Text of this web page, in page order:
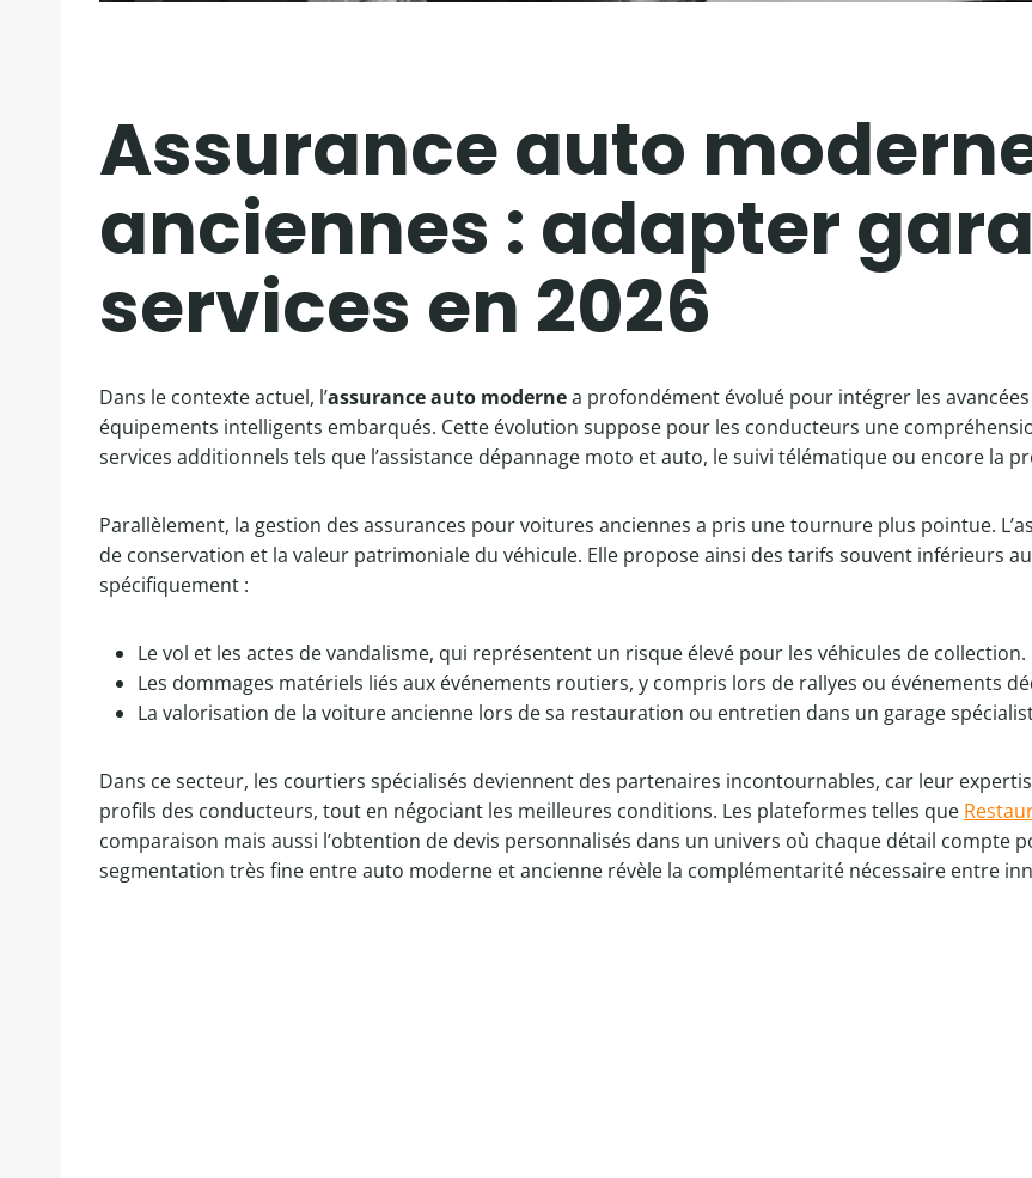
Assurance auto
anciennes : adapter
services en 2026
Dans le contexte actuel, l’assurance auto modernea profondément évolué pour intégrer les
équipements intelligents embarqués. Cette évolution suppose pour les conducteurs une
services additionnels tels que l’assistance dépannage moto et auto, le suivi télématique ou encore la
Parallèlement, la gestion des assurances pour voitures anciennes a pris une tournure plus pointue.
de conservation et la valeur patrimoniale du véhicule. Elle propose ainsi des tarifs souvent inférieurs
spécifiquement :
Le vol et les actes de vandalisme, qui représentent un risque élevé pour les véhicules de collection.
Les dommages matériels liés aux événements routiers, y compris lors de rallyes ou événements
La valorisation de la voiture ancienne lors de sa restauration ou entretien dans un garage
Dans ce secteur, les courtiers spécialisés deviennent des partenaires incontournables, car leur
profils des conducteurs, tout en négociant les meilleures conditions. Les plateformes telles que
comparaison mais aussi l’obtention de devis personnalisés dans un univers où chaque détail compte
segmentation très fine entre auto moderne et ancienne révèle la complémentarité nécessaire entre